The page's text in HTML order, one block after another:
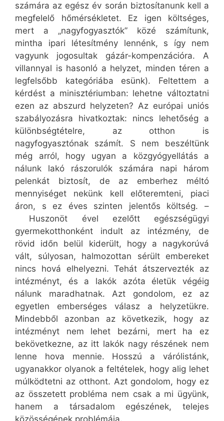
számára az egész év során biztosítanunk kell a
megfelelő hőmérsékletet. Ez igen költséges,
mert a „nagyfogyasztók” közé számítunk,
mintha ipari létesítmény lennénk, s így nem
vagyunk jogosultak gázár-kompenzációra. A
villannyal is hasonló a helyzet, minden téren a
legfelsőbb kategóriába esünk). Feltettem a
kérdést a minisztériumban: lehetne változtatni
ezen az abszurd helyzeten? Az európai uniós
szabályozásra hivatkoztak: nincs lehetőség a
különbségtételre, az otthon is
nagyfogyasztónak számít. S nem beszéltünk
még arról, hogy ugyan a közgyógyellátás a
nálunk lakó rászorulók számára napi három
pelenkát biztosít, de az emberhez méltó
mennyiséget nekünk kell előteremteni, piaci
áron, s ez éves szinten jelentős költség. –
Huszonöt ével ezelőtt egészségügyi
gyermekotthonként indult az intézmény, de
rövid időn belül kiderült, hogy a nagykorúvá
vált, súlyosan, halmozottan sérült embereket
nincs hová elhelyezni. Tehát átszervezték az
intézményt, és a lakók azóta életük végéig
nálunk maradhatnak. Azt gondolom, ez az
egyetlen emberséges válasz a helyzetükre.
Mindebből azonban az következik, hogy az
intézményt nem lehet bezárni, mert ha ez
bekövetkezne, az itt lakók nagy részének nem
lenne hova mennie. Hosszú a várólistánk,
ugyanakkor olyanok a feltételek, hogy alig lehet
múlködtetni az otthont. Azt gondolom, hogy ez
az összetett probléma nem csak a mi ügyünk,
hanem a társadalom egészének, telejes